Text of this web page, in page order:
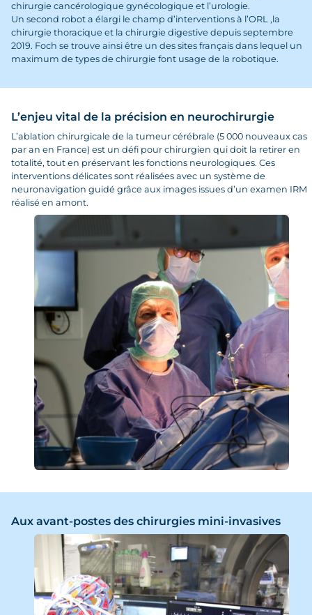
chirurgie cancérologique gynécologique et l’urologie.
Un second robot a élargi le champ d’interventions à l’ORL ,la
chirurgie thoracique et la chirurgie digestive depuis septembre
2019. Foch se trouve ainsi être un des sites français dans lequel un
maximum de types de chirurgie font usage de la robotique.
L’enjeu vital de la précision en neurochirurgie
L’ablation chirurgicale de la tumeur cérébrale (5 000 nouveaux cas
par an en France) est un défi pour chirurgien qui doit la retirer en
totalité, tout en préservant les fonctions neurologiques. Ces
interventions délicates sont réalisées avec un système de
neuronavigation guidé grâce aux images issues d’un examen IRM
réalisé en amont.
Aux avant-postes des chirurgies mini-invasives